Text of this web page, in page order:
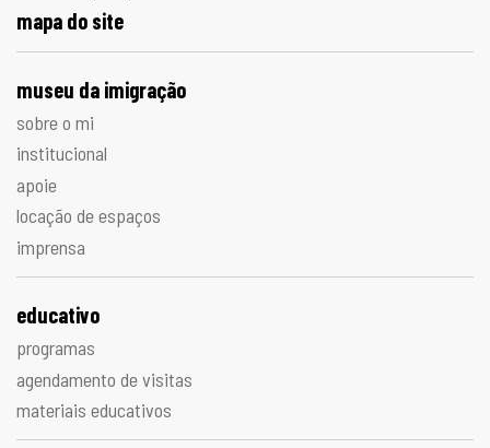
mapa do site
museu da imigração
sobre o mi
institucional
apoie
locação de espaços
imprensa
educativo
programas
agendamento de visitas
materiais educativos